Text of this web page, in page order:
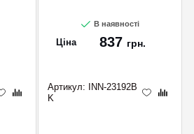
В наявності
Ціна 837 грн.
Артикул: INN-23192B
K